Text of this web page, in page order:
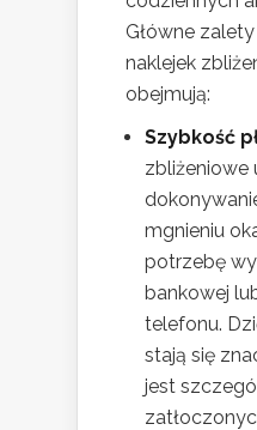
Główne
naklejek
obejmują:
Szybkość
zbliżeniowe
mgnieniu
potrzebę
bankowej
telefonu.
stają się
jest